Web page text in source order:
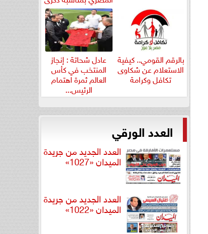
ثورة...
بالرقم القومي.. كيفية
الاستعلام عن شكاوى
تكافل وكرامة
عادل شحاتة : إنجاز
المنتخب في كأس
العالم ثمرة اهتمام
الرئيس...
العدد الورقي
العدد الجديد من جريدة
الميدان «1027»
العدد الجديد من جريدة
الميدان «1022»